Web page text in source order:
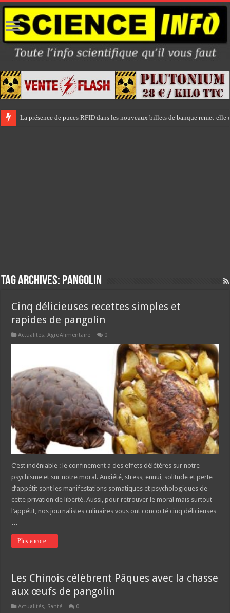
La présence de puces RFID dans les nouveaux billets de banque remet-
Tag Archives: pangolin
Cinq délicieuses recettes simples et
rapides de pangolin
Actualités,AgroAlimentaire 0
C’est indéniable : le confinement a des effets délétères sur notre
psychisme et sur notre moral. Anxiété, stress, ennui, solitude et perte
d’appétit sont les manifestations somatiques et psychologiques de
cette privation de liberté. Aussi, pour retrouver le moral mais surtout
l’appétit, nos journalistes culinaires vous ont concocté cinq délicieuses
Plus encore ...
Les Chinois célèbrent Pâques avec la chasse
aux œufs de pangolin
Actualités, Santé 0